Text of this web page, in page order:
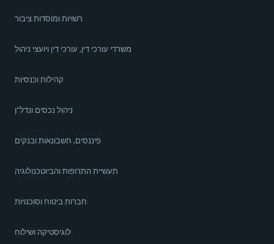
רשויות ומוסדות ציבור
משרדי עורכי דין, עורכי דין ויועצי ניהול
קהילות וכנסיות
ניהול נכסים ונדל"ן
פיננסים, חשבונאות ובנקים
תעשיית התרופות והביוטכנולוגיה
חברות ביטוח וסוכנויות
לוגיסטיקה ושילוח